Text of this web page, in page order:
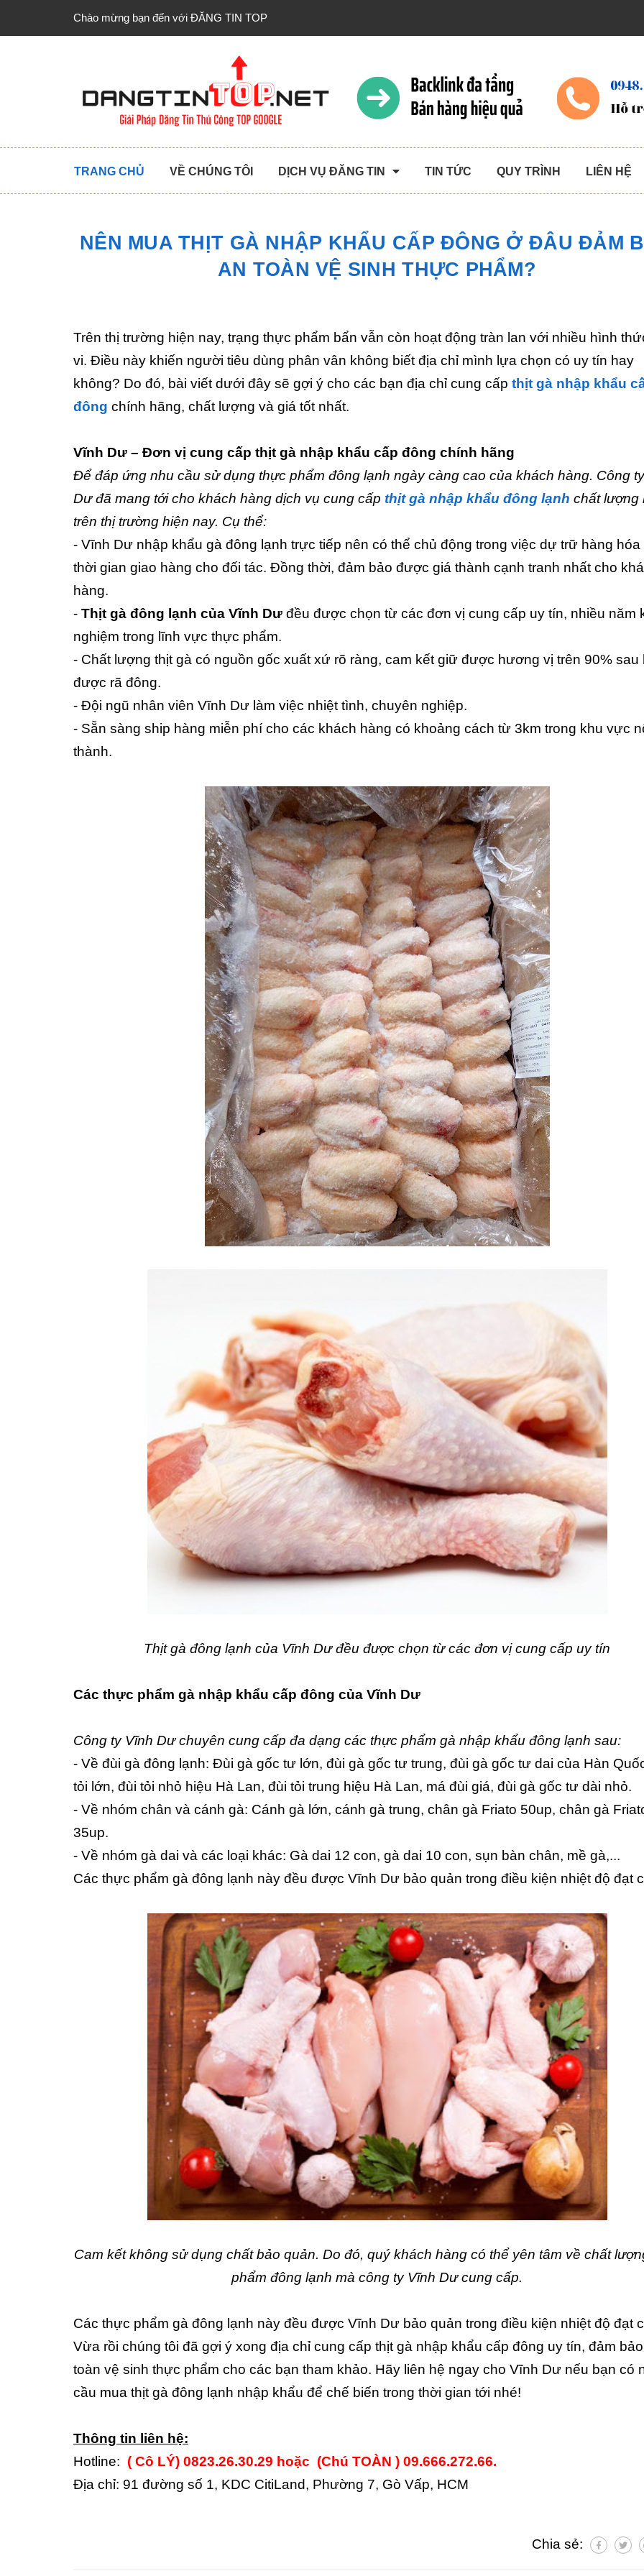
Chào mừng bạn đến với ĐĂNG TIN TOP
TRANG CHỦ VỀ CHÚNG TÔI DỊCH VỤ ĐĂNG TIN TIN TỨC QUY TRÌNH LIÊN HỆ
NÊN MUA THỊT GÀ NHẬP KHẨU CẤP ĐÔNG Ở ĐÂU ĐẢM
AN TOÀN VỆ SINH THỰC PHẨM?
Trên thị trường hiện nay, trạng thực phẩm bẩn vẫn còn hoạt động tràn lan với nhiều hình
vi. Điều này khiến người tiêu dùng phân vân không biết địa chỉ mình lựa chọn có uy tín hay
không? Do đó, bài viết dưới đây sẽ gợi ý cho các bạn địa chỉ cung cấp thịt gà nhập khẩu
đông chính hãng, chất lượng và giá tốt nhất.
Vĩnh Dư – Đơn vị cung cấp thịt gà nhập khẩu cấp đông chính hãng
Để đáp ứng nhu cầu sử dụng thực phẩm đông lạnh ngày càng cao của khách hàng. Công
Dư đã mang tới cho khách hàng dịch vụ cung cấp thịt gà nhập khẩu đông lạnh chất lượng
trên thị trường hiện nay. Cụ thể:
- Vĩnh Dư nhập khẩu gà đông lạnh trực tiếp nên có thể chủ động trong việc dự trữ hàng hóa
thời gian giao hàng cho đối tác. Đồng thời, đảm bảo được giá thành cạnh tranh nhất cho
hàng.
- Thịt gà đông lạnh của Vĩnh Dư đều được chọn từ các đơn vị cung cấp uy tín, nhiều năm
nghiệm trong lĩnh vực thực phẩm.
- Chất lượng thịt gà có nguồn gốc xuất xứ rõ ràng, cam kết giữ được hương vị trên 90% sau
được rã đông.
- Đội ngũ nhân viên Vĩnh Dư làm việc nhiệt tình, chuyên nghiệp.
- Sẵn sàng ship hàng miễn phí cho các khách hàng có khoảng cách từ 3km trong khu vực
thành.
Thịt gà đông lạnh của Vĩnh Dư đều được chọn từ các đơn vị cung cấp uy tín
Các thực phẩm gà nhập khẩu cấp đông của Vĩnh Dư
Công ty Vĩnh Dư chuyên cung cấp đa dạng các thực phẩm gà nhập khẩu đông lạnh sau:
- Về đùi gà đông lạnh: Đùi gà gốc tư lớn, đùi gà gốc tư trung, đùi gà gốc tư dai của Hàn
tỏi lớn, đùi tỏi nhỏ hiệu Hà Lan, đùi tỏi trung hiệu Hà Lan, má đùi giá, đùi gà gốc tư dài nhỏ.
- Về nhóm chân và cánh gà: Cánh gà lớn, cánh gà trung, chân gà Friato 50up, chân gà
35up.
- Về nhóm gà dai và các loại khác: Gà dai 12 con, gà dai 10 con, sụn bàn chân, mề gà,...
Các thực phẩm gà đông lạnh này đều được Vĩnh Dư bảo quản trong điều kiện nhiệt độ đạt
Cam kết không sử dụng chất bảo quản. Do đó, quý khách hàng có thể yên tâm về chất
phẩm đông lạnh mà công ty Vĩnh Dư cung cấp.
Các thực phẩm gà đông lạnh này đều được Vĩnh Dư bảo quản trong điều kiện nhiệt độ đạt
Vừa rồi chúng tôi đã gợi ý xong địa chỉ cung cấp thịt gà nhập khẩu cấp đông uy tín, đảm
toàn vệ sinh thực phẩm cho các bạn tham khảo. Hãy liên hệ ngay cho Vĩnh Dư nếu bạn có
cầu mua thịt gà đông lạnh nhập khẩu để chế biến trong thời gian tới nhé!
Thông tin liên hệ:
Hotline: ( Cô LÝ) 0823.26.30.29 hoặc (Chú TOÀN ) 09.666.272.66.
Địa chỉ: 91 đường số 1, KDC CitiLand, Phường 7, Gò Vấp, HCM
Chia sẻ: